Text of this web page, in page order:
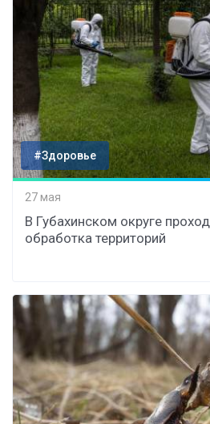
#Здоровье
27 мая
В Губахинском округе
обработка территорий